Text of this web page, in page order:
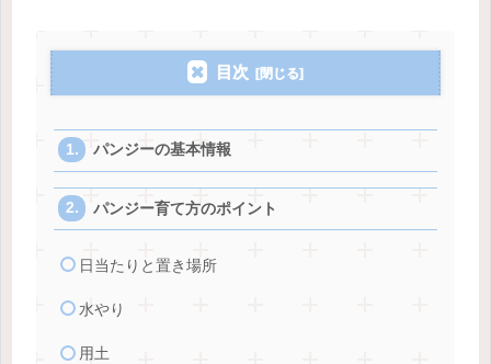
目次
パンジーの基本情報
パンジー育て方のポイント
日当たりと置き場所
水やり
用土